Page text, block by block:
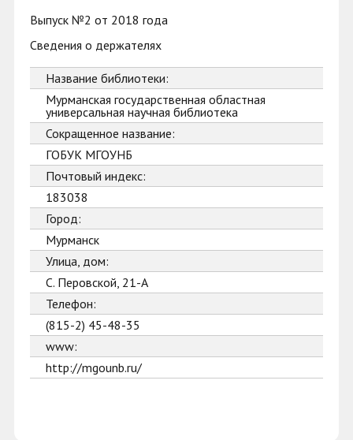
Выпуск №2 от 2018 года
Сведения о держателях
Название библиотеки:
Мурманская государственная областная
универсальная научная библиотека
Сокращенное название:
ГОБУК МГОУНБ
Почтовый индекс:
183038
Город:
Мурманск
Улица, дом:
С. Перовской, 21-А
Телефон:
(815-2) 45-48-35
www:
http://mgounb.ru/